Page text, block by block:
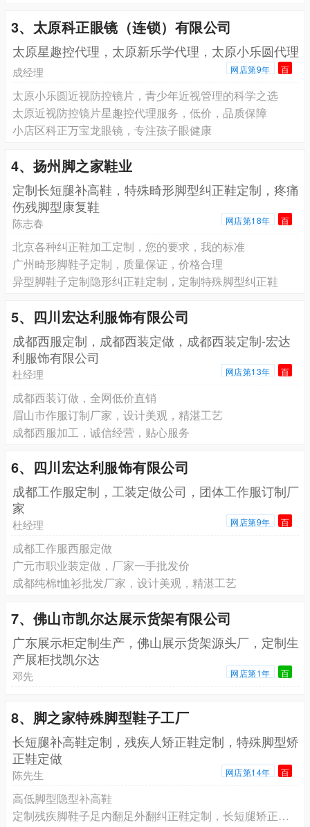
3、太原科正眼镜（连锁）有限公司
太原星趣控代理，太原新乐学代理，太原小乐圆代理
成经理 网店第9年 百
太原小乐圆近视防控镜片，青少年近视管理的科学之选
太原近视防控镜片星趣控代理服务，低价，品质保障
小店区科正万宝龙眼镜，专注孩子眼健康
4、扬州脚之家鞋业
定制长短腿补高鞋，特殊畸形脚型纠正鞋定制，疼痛
伤残脚型康复鞋
陈志春 网店第18年 百
北京各种纠正鞋加工定制，您的要求，我的标准
广州畸形脚鞋子定制，质量保证，价格合理
异型脚鞋子定制隐形纠正鞋定制，定制特殊脚型纠正鞋
5、四川宏达利服饰有限公司
成都西服定制，成都西装定做，成都西装定制-宏达
利服饰有限公司
杜经理 网店第13年 百
成都西装订做，全网低价直销
眉山市作服订制厂家，设计美观，精湛工艺
成都西服加工，诚信经营，贴心服务
6、四川宏达利服饰有限公司
成都工作服定制，工装定做公司，团体工作服订制厂
家
杜经理 网店第9年 百
成都工作服西服定做
广元市职业装定做，厂家一手批发价
成都纯棉t恤衫批发厂家，设计美观，精湛工艺
7、佛山市凯尔达展示货架有限公司
广东展示柜定制生产，佛山展示货架源头厂，定制生
产展柜找凯尔达
邓先 网店第1年 百
8、脚之家特殊脚型鞋子工厂
长短腿补高鞋定制，残疾人矫正鞋定制，特殊脚型矫
正鞋定做
陈先生 网店第14年 百
高低脚型隐型补高鞋
定制残疾脚鞋子足内翻足外翻纠正鞋定制，长短腿矫正鞋子定做厂家